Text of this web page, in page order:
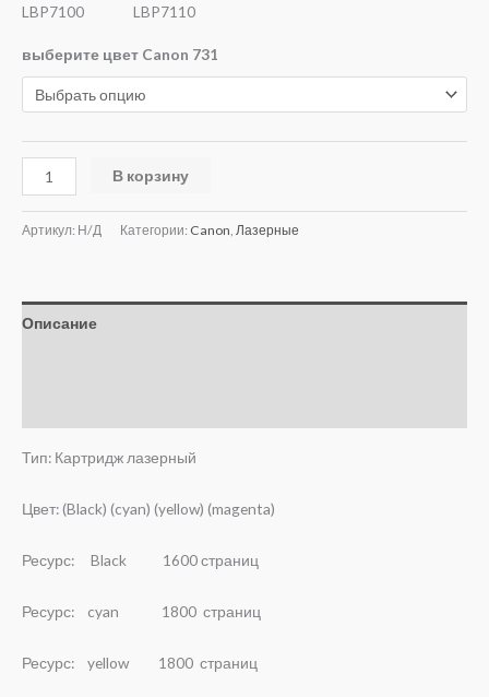
LBP7100 LBP7110
выберите цвет Canon 731
В корзину
Артикул: Н/Д Категории: Canon Лазерные
Описание
Тип: Картридж лазерный
Цвет: (Black) (cyan) (yellow) (magenta)
Ресурс: Black 1600 страниц
Ресурс: cyan 1800 страниц
Ресурс: yellow 1800 страниц